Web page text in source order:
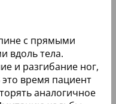
с прямыми
вдоль тела.
и разгибание ног,
время пациент
аналогичное